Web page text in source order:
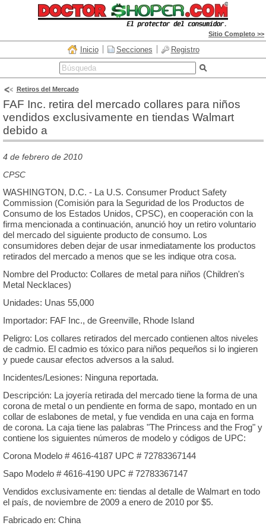
Sitio Completo >>
Inicio Secciones Registro
Retiros del Mercado
FAF Inc. retira del mercado collares para niños
vendidos exclusivamente en tiendas Walmart
debido a
4 de febrero de 2010
CPSC
WASHINGTON, D.C. - La U.S. Consumer Product Safety
Commission (Comisión para la Seguridad de los Productos de
Consumo de los Estados Unidos, CPSC), en cooperación con la
firma mencionada a continuación, anunció hoy un retiro voluntario
del mercado del siguiente producto de consumo. Los
consumidores deben dejar de usar inmediatamente los productos
retirados del mercado a menos que se les indique otra cosa.
Nombre del Producto: Collares de metal para niños (Children's
Metal Necklaces)
Unidades: Unas 55,000
Importador: FAF Inc., de Greenville, Rhode Island
Peligro: Los collares retirados del mercado contienen altos niveles
de cadmio. El cadmio es tóxico para niños pequeños si lo ingieren
y puede causar efectos adversos a la salud.
Incidentes/Lesiones: Ninguna reportada.
Descripción: La joyería retirada del mercado tiene la forma de una
corona de metal o un pendiente en forma de sapo, montado en un
collar de eslabones de metal, y fue vendida en una caja en forma
de corona. La caja tiene las palabras "The Princess and the Frog" y
contiene los siguientes números de modelo y códigos de UPC:
Corona Modelo # 4616-4187 UPC # 72783367144
Sapo Modelo # 4616-4190 UPC # 72783367147
Vendidos exclusivamente en: tiendas al detalle de Walmart en todo
el país, de noviembre de 2009 a enero de 2010 por $5.
Fabricado en: China